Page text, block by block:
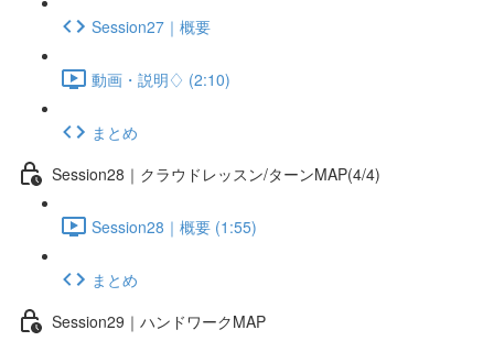
Session27｜概要
動画・説明♢ (2:10)
まとめ
Session28｜クラウドレッスン/ターンMAP(4/4)
Session28｜概要 (1:55)
まとめ
Session29｜ハンドワークMAP